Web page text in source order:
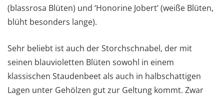
(blassrosa Blüten) und ‘Honorine Jobert’ (weiße Blüten,
blüht besonders lange).
Sehr beliebt ist auch der Storchschnabel, der mit
seinen blauvioletten Blüten sowohl in einem
klassischen Staudenbeet als auch in halbschattigen
Lagen unter Gehölzen gut zur Geltung kommt. Zwar